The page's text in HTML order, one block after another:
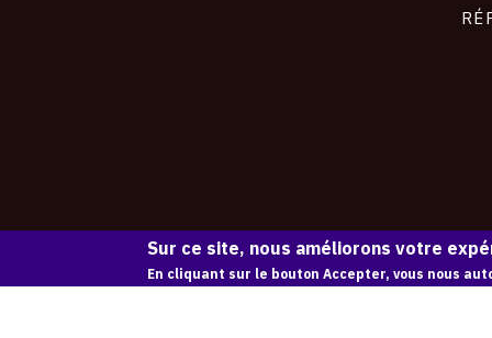
Sur ce site, nous améliorons votre
En cliquant sur le bouton Accepter, vous nous